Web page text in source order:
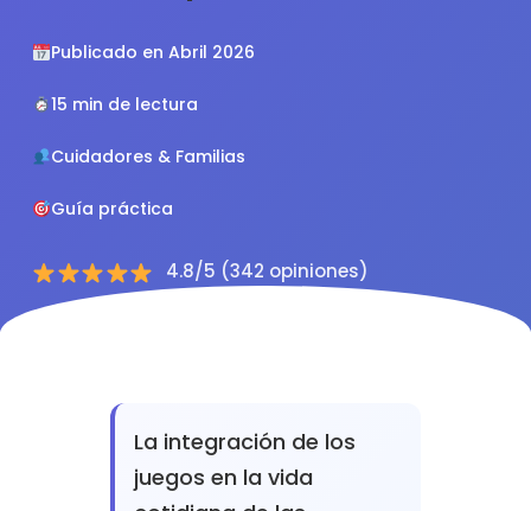
Publicado en Abril 2026
15 min de lectura
Cuidadores & Familias
Guía práctica
4.8/5 (342 opiniones)
La integración de los
juegos en la vida